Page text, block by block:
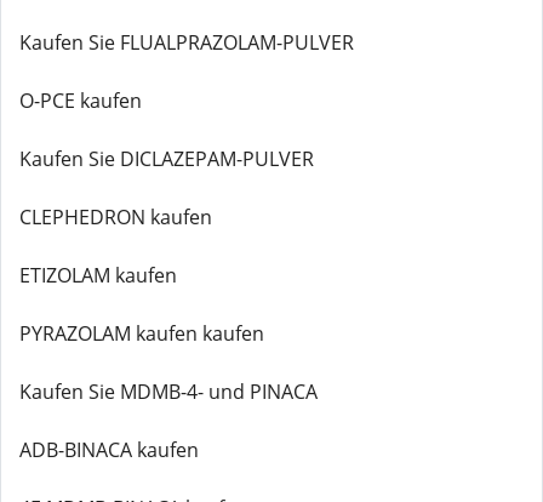
Kaufen Sie FLUALPRAZOLAM-PULVER
O-PCE kaufen
Kaufen Sie DICLAZEPAM-PULVER
CLEPHEDRON kaufen
ETIZOLAM kaufen
PYRAZOLAM kaufen kaufen
Kaufen Sie MDMB-4- und PINACA
ADB-BINACA kaufen